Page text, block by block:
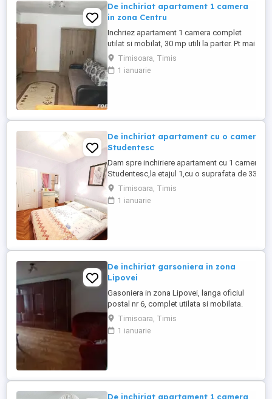
De inchiriat apartament 1 camera
in zona Centru
Inchriez apartament 1 camera complet
utilat si mobilat, 30 mp utili la parter. Pt mai
multe detalii nu ezitati sa sunati!
Timisoara, Timis
1 ianuarie
De inchiriat apartament cu o camera
Studentesc
Dam spre inchiriere apartament cu 1 camera
Studentesc,la etajul 1,cu o suprafata de 33
complet. Zona este una buna,oferind
accesul la accesul la
Timisoara, Timis
1 ianuarie
De inchiriat garsoniera in zona
Lipovei
Gasoniera in zona Lipovei, langa oficiul
postal nr 6, complet utilata si mobilata.
Situata la et 2 intr-un bloc cu acoperis de
tigla. Suprafata de 28 mp. Aproape de
mijloace de tranport!! Se inchiriaza
Timisoara, Timis
1 ianuarie
De inchiriat apartament 1 camera